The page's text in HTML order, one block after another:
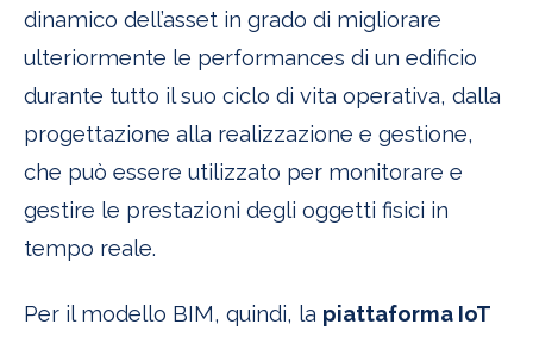
dinamico dell’asset in grado di migliorare
ulteriormente le performances di un edificio
durante tutto il suo ciclo di vita operativa, dalla
progettazione alla realizzazione e gestione,
che può essere utilizzato per monitorare e
gestire le prestazioni degli oggetti fisici in
tempo reale.
Per il modello BIM, quindi, la piattaforma IoT